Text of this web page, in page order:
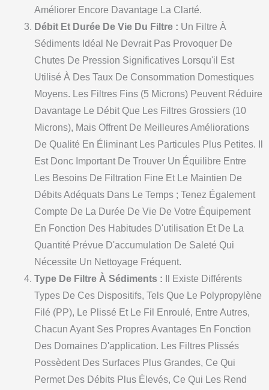
Améliorer Encore Davantage La Clarté.
Débit Et Durée De Vie Du Filtre : Un Filtre À
Sédiments Idéal Ne Devrait Pas Provoquer De
Chutes De Pression Significatives Lorsqu'il Est
Utilisé À Des Taux De Consommation Domestiques
Moyens. Les Filtres Fins (5 Microns) Peuvent Réduire
Davantage Le Débit Que Les Filtres Grossiers (10
Microns), Mais Offrent De Meilleures Améliorations
De Qualité En Éliminant Les Particules Plus Petites. Il
Est Donc Important De Trouver Un Équilibre Entre
Les Besoins De Filtration Fine Et Le Maintien De
Débits Adéquats Dans Le Temps ; Tenez Également
Compte De La Durée De Vie De Votre Équipement
En Fonction Des Habitudes D'utilisation Et De La
Quantité Prévue D'accumulation De Saleté Qui
Nécessite Un Nettoyage Fréquent.
Type De Filtre À Sédiments :
Il Existe Différents
Types De Ces Dispositifs, Tels Que Le Polypropylène
Filé (PP), Le Plissé Et Le Fil Enroulé, Entre Autres,
Chacun Ayant Ses Propres Avantages En Fonction
Des Domaines D'application. Les Filtres Plissés
Possèdent Des Surfaces Plus Grandes, Ce Qui
Permet Des Débits Plus Élevés, Ce Qui Les Rend